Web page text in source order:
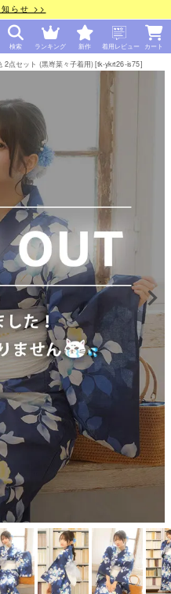
らせ >>
検索 ランキング 新作 着用レビュー カート
点セット (黒嵜菜々子着用) [tk-ykrt26-is75]